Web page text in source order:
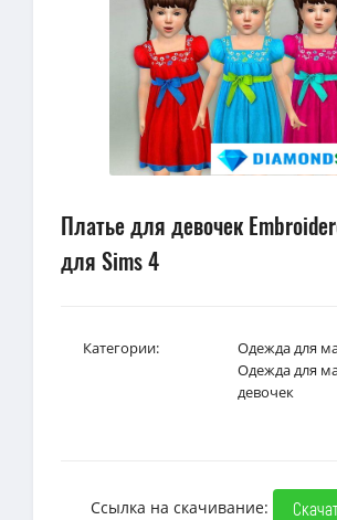
Платье для девочек
для Sims 4
Категории: Одежда для
Одежда для
девочек
Ссылка на скачивание: